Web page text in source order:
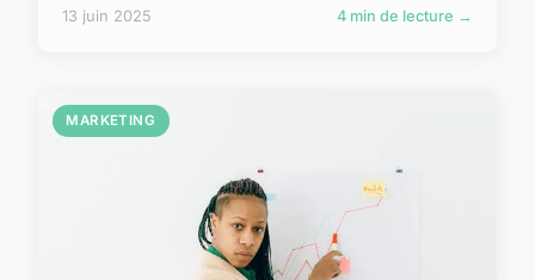
13 juin 2025 4 min de lecture →
MARKETING